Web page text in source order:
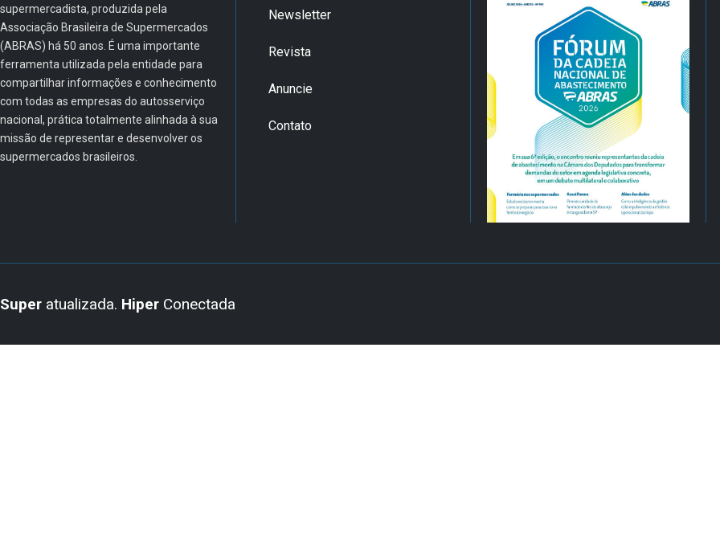
supermercadista, produzida pela
Associação Brasileira de Supermercados
(ABRAS) há 50 anos. É uma importante
ferramenta utilizada pela entidade para
compartilhar informações e conhecimento
com todas as empresas do autosserviço
nacional, prática totalmente alinhada à sua
missão de representar e desenvolver os
supermercados brasileiros.
Newsletter
Revista
Anuncie
Contato
Super atualizada. Hiper Conectada